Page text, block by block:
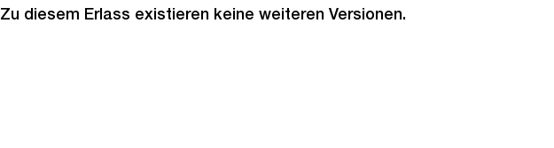
Zu diesem Erlass existieren keine weiteren Versionen.